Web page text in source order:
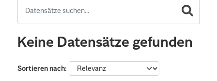
Keine Datensätze gefunden
Sortieren nach